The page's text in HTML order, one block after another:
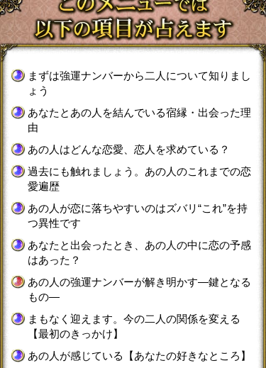
まずは強運ナンバーから二人について知りまし
ょう
あなたとあの人を結んでいる宿縁・出会った理
由
あの人はどんな恋愛、恋人を求めている？
過去にも触れましょう。あの人のこれまでの恋
愛遍歴
あの人が恋に落ちやすいのはズバリ“これ”を持
つ異性です
あなたと出会ったとき、あの人の中に恋の予感
はあった？
あの人の強運ナンバーが解き明かす―鍵となる
もの―
まもなく迎えます。今の二人の関係を変える
【最初のきっかけ】
あの人が感じている【あなたの好きなところ】